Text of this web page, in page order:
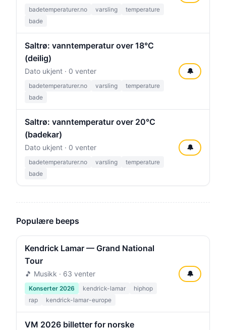
badetemperaturer.no varsling
temperature
bade
Saltrø: vanntemperatur over 18°C
(deilig)
Dato ukjent · 0 venter
badetemperaturer.no varsling
temperature
bade
🔔
Saltrø: vanntemperatur over 20°C
(badekar)
Dato ukjent · 0 venter
badetemperaturer.no varsling
temperature
bade
🔔
Populære beeps
Kendrick Lamar — Grand National
Tour
🎵 Musikk · 63 venter
Konserter 2026 kendrick-lamar
hiphop
rap
kendrick-lamar-europe
🔔
VM 2026 billetter for norske